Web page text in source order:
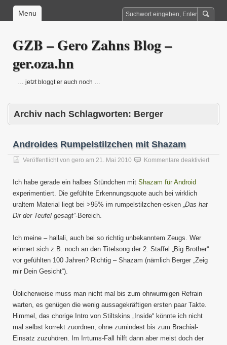
Menu
GZB – Gero Zahns Blog –
ger.oza.hn
… jetzt bloggt er auch noch …
Archiv nach Schlagworten: Berger
Androides Rumpelstilzchen mit Shazam
Veröffentlicht von gero am 21. Mai 2010 Kommentare deaktiviertfür
Ich habe gerade ein halbes Stündchen mit Shazam für Android
experimentiert. Die gefühlte Erkennungsquote auch bei wirklich
uraltem Material liegt bei >95% im rumpelstilzchen-esken „Das hat
Dir der Teufel gesagt“-Bereich.
Ich meine – hallali, auch bei so richtig unbekanntem Zeugs. Wer
erinnert sich z.B. noch an den Titelsong der 2. Staffel „Big Brother“
vor gefühlten 100 Jahren? Richtig – Shazam (nämlich Berger „Zeig
mir Dein Gesicht“).
Üblicherweise muss man nicht mal bis zum ohrwurmigen Refrain
warten, es genügen die wenig aussagekräftigen ersten paar Takte.
Himmel, das chorige Intro von Stiltskins „Inside“ könnte ich nicht
mal selbst korrekt zuordnen, ohne zumindest bis zum Brachial-
Einsatz zuzuhören. Im Irrtums-Fall hilft dann aber meist doch der